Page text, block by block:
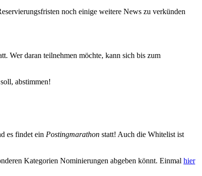
noch einige weitere News zu verkünden
Wer daran teilnehmen möchte, kann sich bis zum
abstimmen!
es findet ein Postingmarathon statt! Auch die Whitelist ist
Kategorien Nominierungen abgeben könnt. Einmal hier